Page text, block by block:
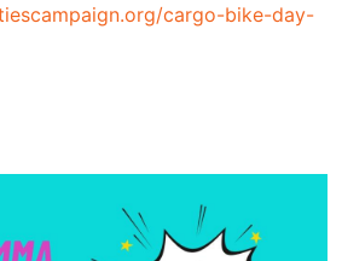
cargo-bike-day-